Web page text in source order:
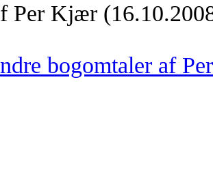
Per Kjær
bogomtaler af Per